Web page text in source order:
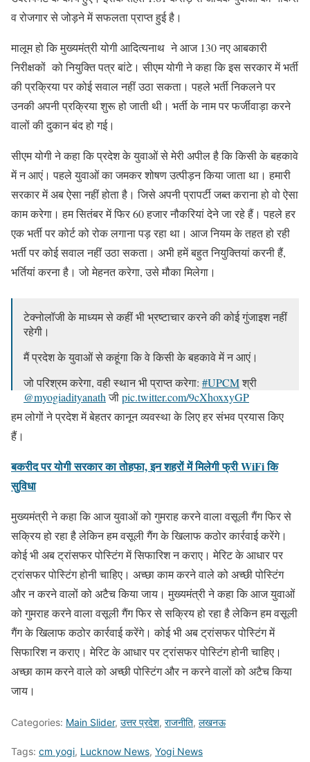
व रोजगार से जोड़ने में सफलता प्राप्त हुई है।
मालूम हो कि मुख्यमंत्री योगी आदित्यनाथ ने आज 130 नए आबकारी
निरीक्षकों को नियुक्ति पत्र बांटे। सीएम योगी ने कहा कि इस सरकार में भर्ती
की प्रक्रिया पर कोई सवाल नहीं उठा सकता। पहले भर्ती निकलने पर
उनकी अपनी प्रक्रिया शुरू हो जाती थी। भर्ती के नाम पर फर्जीवाड़ा करने
वालों की दुकान बंद हो गई।
सीएम योगी ने कहा कि प्रदेश के युवाओं से मेरी अपील है कि किसी के बहकावे
में न आएं। पहले युवाओं का जमकर शोषण उत्पीड़न किया जाता था। हमारी
सरकार में अब ऐसा नहीं होता है। जिसे अपनी प्रापर्टी जब्त कराना हो वो ऐसा
काम करेगा। हम सितंबर में फिर 60 हजार नौकरियां देने जा रहे हैं। पहले हर
एक भर्ती पर कोर्ट को रोक लगाना पड़ रहा था। आज नियम के तहत हो रही
भर्ती पर कोई सवाल नहीं उठा सकता। अभी हमें बहुत नियुक्तियां करनी हैं,
भर्तियां करना है। जो मेहनत करेगा, उसे मौका मिलेगा।
टेक्नोलॉजी के माध्यम से कहीं भी भ्रष्टाचार करने की कोई गुंजाइश नहीं
रहेगी।
मैं प्रदेश के युवाओं से कहूंगा कि वे किसी के बहकावे में न आएं।
जो परिश्रम करेगा, वही स्थान भी प्राप्त करेगा: #UPCMश्री
@myogiadityanathजीpic.twitter.com/9cXhoxxyGP
— CM Office, GoUP (@CMOfficeUP) July 21, 2021
हम लोगों ने प्रदेश में बेहतर कानून व्यवस्था के लिए हर संभव प्रयास किए
हैं।
बकरीद पर योगी सरकार का तोहफा, इन शहरों में मिलेगी फ्री WiFi कि
सुविधा
मुख्यमंत्री ने कहा कि आज युवाओं को गुमराह करने वाला वसूली गैंग फिर से
सक्रिय हो रहा है लेकिन हम वसूली गैंग के खिलाफ कठोर कार्रवाई करेंगे।
कोई भी अब ट्रांसफर पोस्टिंग में सिफारिश न कराए। मेरिट के आधार पर
ट्रांसफर पोस्टिंग होनी चाहिए। अच्छा काम करने वाले को अच्छी पोस्टिंग
और न करने वालों को अटैच किया जाय। मुख्यमंत्री ने कहा कि आज युवाओं
को गुमराह करने वाला वसूली गैंग फिर से सक्रिय हो रहा है लेकिन हम वसूली
गैंग के खिलाफ कठोर कार्रवाई करेंगे। कोई भी अब ट्रांसफर पोस्टिंग में
सिफारिश न कराए। मेरिट के आधार पर ट्रांसफर पोस्टिंग होनी चाहिए।
अच्छा काम करने वाले को अच्छी पोस्टिंग और न करने वालों को अटैच किया
जाय।
Categories: Main Slider, उत्तर प्रदेश, राजनीति, लखनऊ
Tags: cm yogi, Lucknow News, Yogi News